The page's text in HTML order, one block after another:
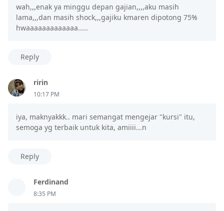
wah,,,enak ya minggu depan gajian,,,,aku masih
lama,,,dan masih shock,,,gajiku kmaren dipotong 75%
hwaaaaaaaaaaaaa.....
Reply
ririn
10:17 PM
iya, maknyakkk.. mari semangat mengejar "kursi" itu,
semoga yg terbaik untuk kita, amiiii...n
Reply
Ferdinand
8:35 PM